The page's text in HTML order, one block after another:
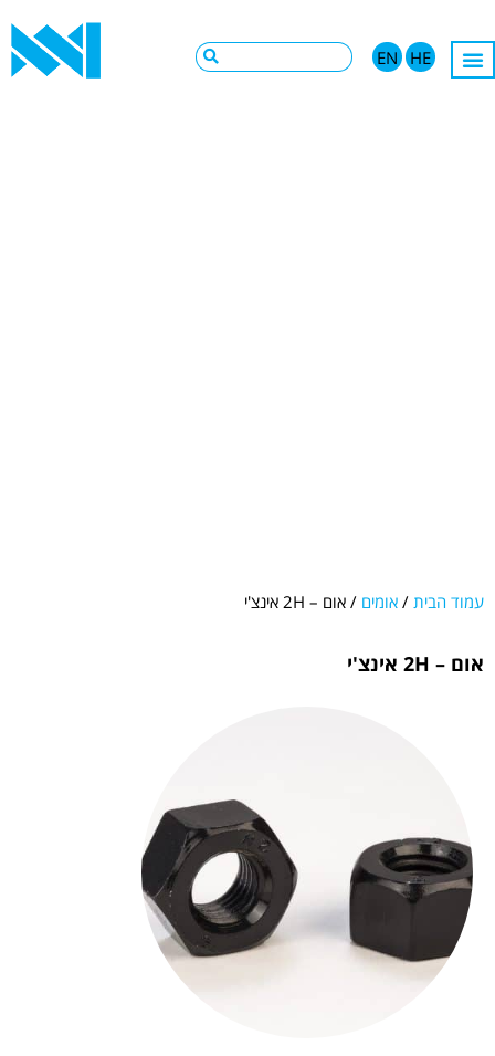
HE
EN
עמוד הבית / אומים / אום – 2H אינצ'י
אום – 2H אינצ'י